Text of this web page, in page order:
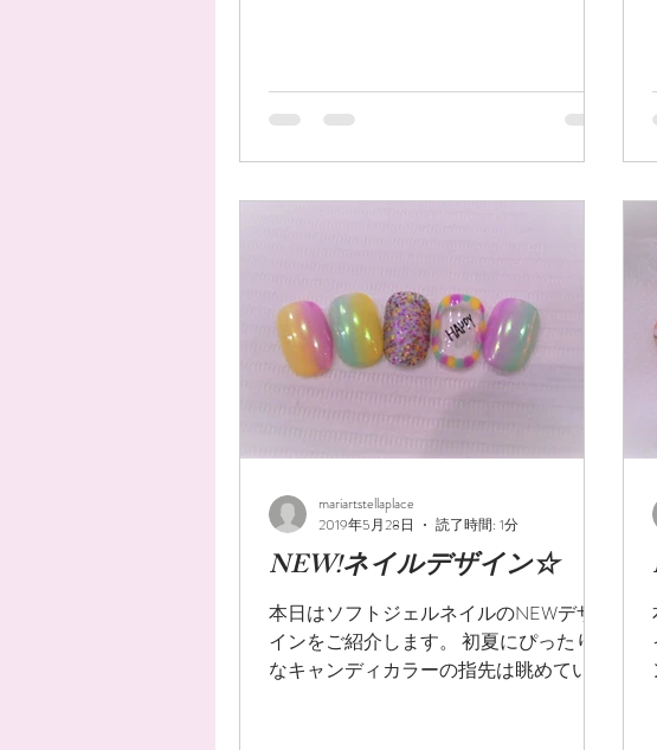
NEW!ネイルデザイン☆
本日はソフトジェルネイルのNEWデザ
インをご紹介します。 初夏にぴったり
なキャンディカラーの指先は眺めている
mariartstellaplace
2019年5月28日
読了時間: 1分